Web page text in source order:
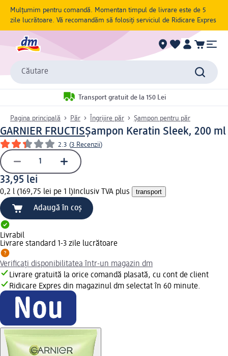
Mulțumim pentru comandă. Momentan timpul de livrare este de 5
zile lucrătoare. Vă recomandăm să folosiți serviciul de Ridicare Expres
Căutare
Transport gratuit de la 150 Lei
Pagina principală Păr Îngrijire păr Șampon pentru păr
GARNIER FRUCTISȘampon Keratin Sleek, 200 ml
2.3 (3 Recenzii)
33,95 lei
0,2 l (169,75 lei pe 1 l) Inclusiv TVA plus transport
Adaugă în coș
Livrabil
Livrare standard 1-3 zile lucrătoare
Verificați disponibilitatea într-un magazin dm
Livrare gratuită la orice comandă plasată, cu cont de client
Ridicare Expres din magazinul dm selectat în 60 minute.